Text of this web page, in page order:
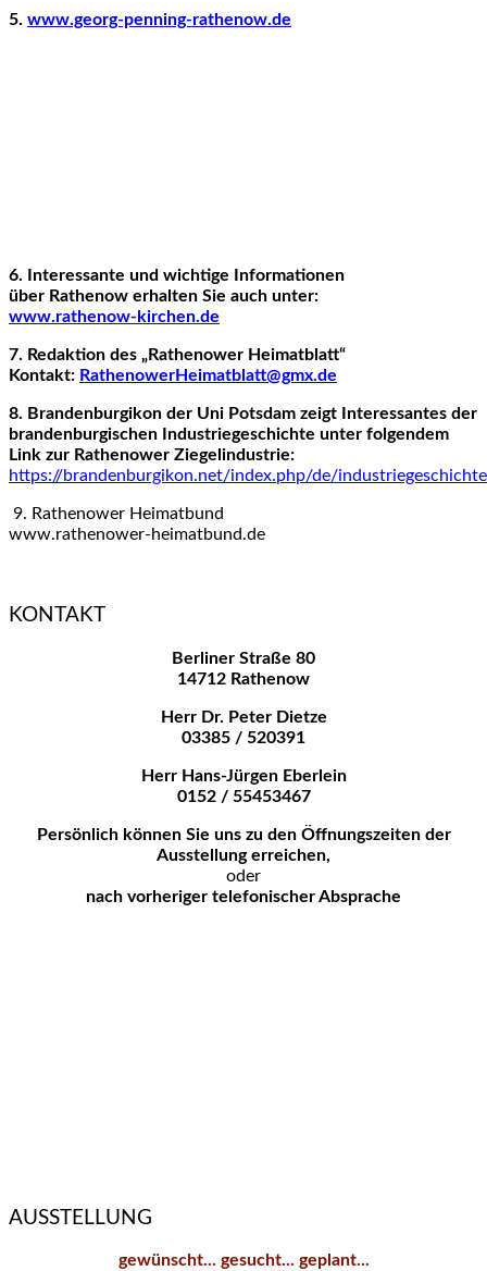
5. www.georg-penning-rathenow.de
6. Interessante und wichtige Informationen
über Rathenow erhalten Sie auch unter:
www.rathenow-kirchen.de
7. Redaktion des „Rathenower Heimatblatt“
Kontakt: RathenowerHeimatblatt@gmx.de
8. Brandenburgikon der Uni Potsdam zeigt Interessantes der
brandenburgischen Industriegeschichte unter folgendem
Link zur Rathenower Ziegelindustrie:
https://brandenburgikon.net/index.php/de/
9. Rathenower Heimatbund
www.rathenower-heimatbund.de
KONTAKT
Berliner Straße 80
14712 Rathenow
Herr Dr. Peter Dietze
03385 / 520391
Herr Hans-Jürgen Eberlein
0152 / 55453467
Persönlich können Sie uns zu den Öffnungszeiten der
Ausstellung erreichen,
oder
nach vorheriger telefonischer Absprache
AUSSTELLUNG
gewünscht... gesucht... geplant...